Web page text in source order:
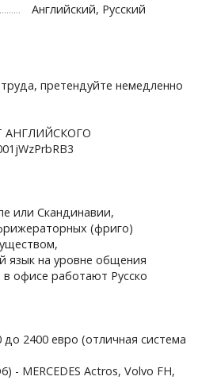
Английский, Русский
претендуйте немедленно
АНГЛИЙСКОГО
или Скандинавии,
(фриго)
язык на уровне общения
офисе работают Русско
до 2400 евро (отличная система
- MERCEDES Actros, Volvo FH,